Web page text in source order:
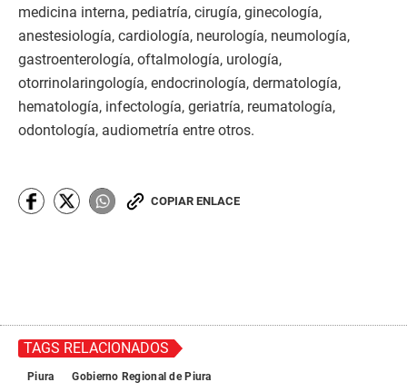
medicina interna, pediatría, cirugía, ginecología,
anestesiología, cardiología, neurología, neumología,
gastroenterología, oftalmología, urología,
otorrinolaringología, endocrinología, dermatología,
hematología, infectología, geriatría, reumatología,
odontología, audiometría entre otros.
COPIAR ENLACE
TAGS RELACIONADOS
Piura Gobierno Regional de Piura